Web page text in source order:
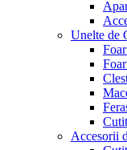
Unelte de
Accesorii